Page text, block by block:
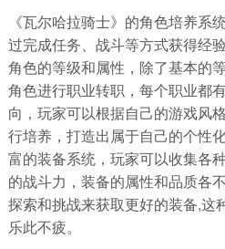
《瓦尔哈拉骑士》的角色培养系
过完成任务、战斗等方式获得经
角色的等级和属性，除了基本的
角色进行职业转职，每个职业都
向，玩家可以根据自己的游戏风
行培养，打造出属于自己的个性
富的装备系统，玩家可以收集各
的战斗力，装备的属性和品质各
探索和挑战来获取更好的装备,这
乐此不疲。